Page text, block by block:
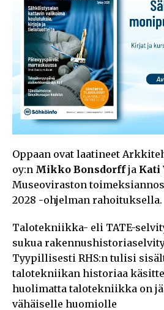
Oppaan ovat laatineet
oy:n Mikko Bonsdorffja Kati
Museoviraston
2028 -ohjelman rahoituksella.
Talotekniikka- eli TATE-
sukua
Tyypillisesti RHS:n tulisi
talotekniikan historiaa
huolimatta talotekniikka on
vähäiselle huomiolle